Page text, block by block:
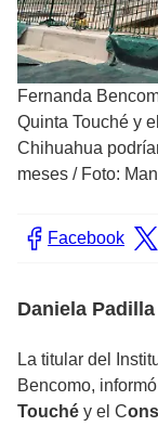
Fernanda
Quinta Touché y
Chihuahua
meses / Foto:
Facebook
Daniela Padilla
La titular del
Bencomo,
Touché y el C